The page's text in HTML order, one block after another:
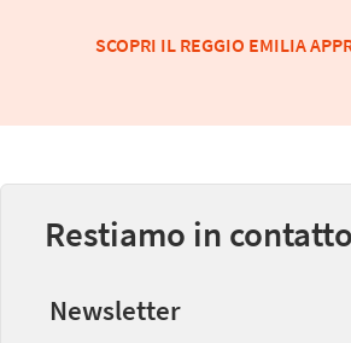
SCOPRI IL REGGIO EMILIA
Restiamo in contatto
Newsletter